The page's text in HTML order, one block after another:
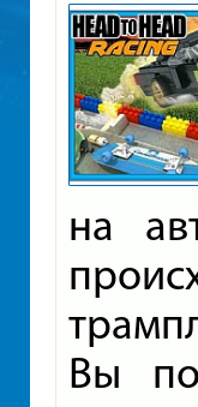
на
Вы